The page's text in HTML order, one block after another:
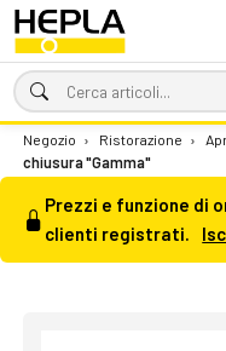
Negozio › Ristorazione ›
chiusura "Gamma"
Prezzi e funzione di
clienti registrati.